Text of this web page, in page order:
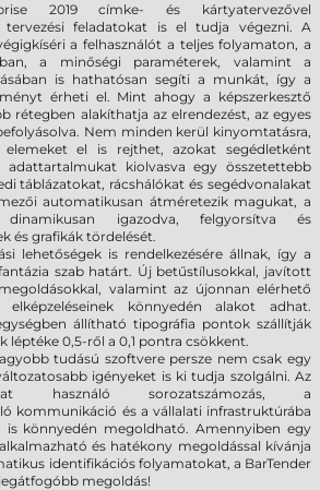
2019 címke- és kártyatervezővel
tervezési feladatokat is el tudja végezni. A
a felhasználót a teljes folyamaton, a
a minőségi paraméterek, valamint a
is hathatósan segíti a munkát, így a
érheti el. Mint ahogy a képszerkesztő
rétegben alakíthatja az elrendezést, az egyes
Nem minden kerül kinyomtatásra,
el is rejthet, azokat segédletként
adattartalmukat kiolvasva egy összetettebb
táblázatokat, rácshálókat és segédvonalakat
automatikusan átméretezik magukat, a
igazodva, felgyorsítva és
és grafikák tördelését.
lehetőségek is rendelkezésére állnak, így a
szab határt. Új betűstílusokkal, javított
valamint az újonnan elérhető
elképzeléseinek könnyedén alakot adhat.
állítható tipográfia pontok szállítják
léptéke 0,5-ről a 0,1 pontra csökkent.
tudású szoftvere persze nem csak egy
igényeket is ki tudja szolgálni. Az
használó sorozatszámozás, a
kommunikáció és a vállalati infrastruktúrába
könnyedén megoldható. Amennyiben egy
és hatékony megoldással kívánja
identifikációs folyamatokat, a BarTender
megoldás!